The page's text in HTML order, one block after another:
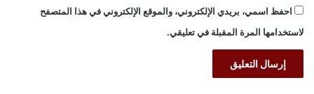
احفظ اسمي، بريدي الإلكتروني، والموقع الإلكتروني في هذا المتصفح
لاستخدامها المرة المقبلة في تعليقي.